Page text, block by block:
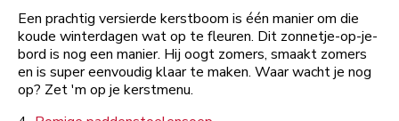
Een prachtig versierde kerstboom is één manier om die
koude winterdagen wat op te fleuren. Dit zonnetje-op-je-
bord is nog een manier. Hij oogt zomers, smaakt zomers
en is super eenvoudig klaar te maken. Waar wacht je nog
op? Zet 'm op je kerstmenu.